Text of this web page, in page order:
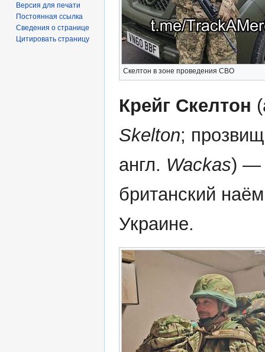
Скелтон в зоне проведения СВО
Крейг Скелтон
Skelton;
англ. Wackas) —
британский
Украине.
Версия для печати
Постоянная ссылка
Сведения о странице
Цитировать страницу